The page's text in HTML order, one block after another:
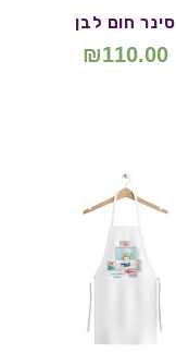
סינר חום לבן
₪110.00